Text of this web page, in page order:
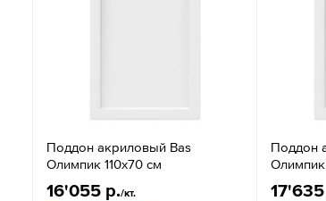
Поддон акриловый Bas
Олимпик 110х70 см
16'055 р./кт.
Поддон
Олимпик